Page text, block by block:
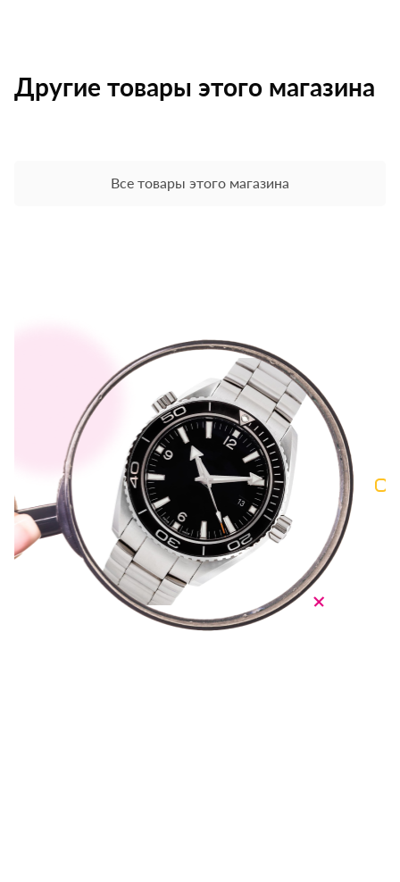
Другие товары этого магазина
Все товары этого магазина